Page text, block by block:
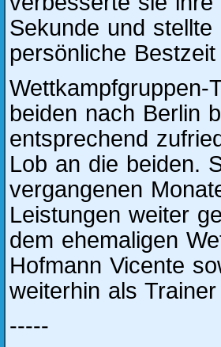
Sekunde und
persönliche Bestzeit
Wettkampfgruppen-
beiden nach Berlin
entsprechend
Lob an die beiden.
vergangenen
Leistungen weiter
dem ehemaligen
Hofmann Vicente
weiterhin als
-----